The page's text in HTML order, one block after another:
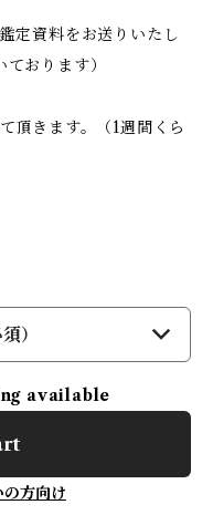
定資料をお送りいたし
おります）
頂きます。（1週間くら
）
available
方向け